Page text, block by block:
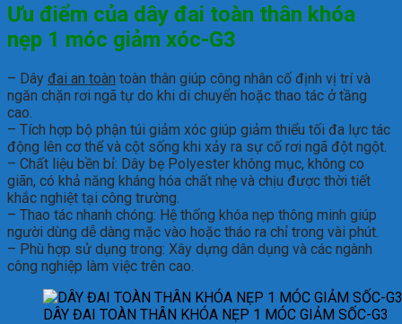
Ưu điểm của dây đai toàn thân khóa
nẹp 1 móc giảm xóc-G3
– Dây đai an toàn toàn thân giúp công nhân cố định vị trí và
ngăn chặn rơi ngã tự do khi di chuyển hoặc thao tác ở tầng
cao.
– Tích hợp bộ phận túi giảm xóc giúp giảm thiểu tối đa lực tác
động lên cơ thể và cột sống khi xảy ra sự cố rơi ngã đột ngột.
– Chất liệu bền bỉ: Dây bẹ Polyester không mục, không co
giãn, có khả năng kháng hóa chất nhẹ và chịu được thời tiết
khắc nghiệt tại công trường.
– Thao tác nhanh chóng: Hệ thống khóa nẹp thông minh giúp
người dùng dễ dàng mặc vào hoặc tháo ra chỉ trong vài phút.
– Phù hợp sử dụng trong: Xây dựng dân dụng và các ngành
công nghiệp làm việc trên cao.
DÂY ĐAI TOÀN THÂN KHÓA NẸP 1 MÓC GIẢM SỐC-G3